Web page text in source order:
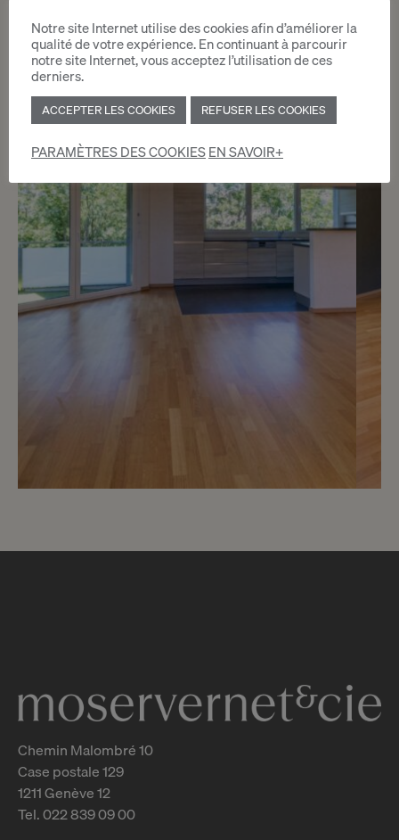
Promotion Vieux-Port 21
Versoix
m2
Chemin Malombré 10
Case postale 129
1211 Genève 12
Tel. 022 839 09 00
Notre site Internet utilise des cookies afin d’améliorer la
qualité de votre expérience. En continuant à parcourir
notre site Internet, vous acceptez l’utilisation de ces
derniers.
ACCEPTER LES COOKIES REFUSER LES COOKIES
PARAMÈTRES DES COOKIESEN SAVOIR+